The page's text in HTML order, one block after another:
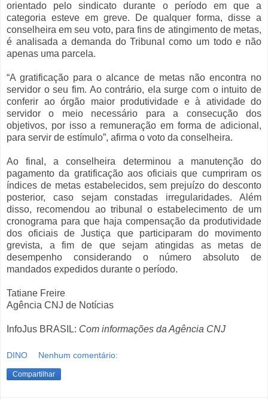
orientado pelo sindicato durante o período em que a
categoria esteve em greve. De qualquer forma, disse a
conselheira em seu voto, para fins de atingimento de metas,
é analisada a demanda do Tribunal como um todo e não
apenas uma parcela.
“A gratificação para o alcance de metas não encontra no
servidor o seu fim. Ao contrário, ela surge com o intuito de
conferir ao órgão maior produtividade e à atividade do
servidor o meio necessário para a consecução dos
objetivos, por isso a remuneração em forma de adicional,
para servir de estímulo”, afirma o voto da conselheira.
Ao final, a conselheira determinou a manutenção do
pagamento da gratificação aos oficiais que cumpriram os
índices de metas estabelecidos, sem prejuízo do desconto
posterior, caso sejam constadas irregularidades. Além
disso, recomendou ao tribunal o estabelecimento de um
cronograma para que haja compensação da produtividade
dos oficiais de Justiça que participaram do movimento
grevista, a fim de que sejam atingidas as metas de
desempenho considerando o número absoluto de
mandados expedidos durante o período.
Tatiane Freire
Agência CNJ de Notícias
InfoJus BRASIL: Com informações da Agência CNJ
DINO Nenhum comentário:
Compartilhar